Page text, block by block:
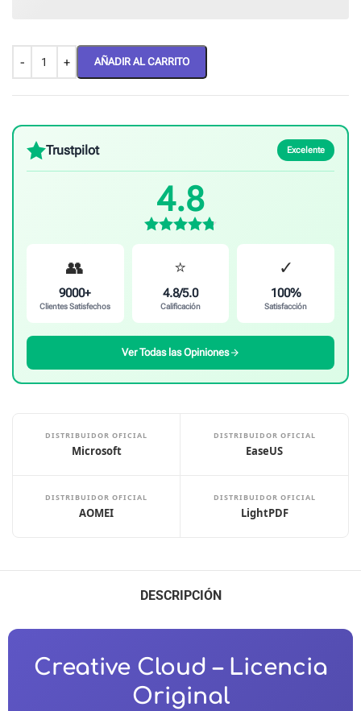
AÑADIR AL CARRITO
Trustpilot Excelente
4.8
👥
9000+
Clientes Satisfechos
⭐
4.8/5.0
Calificación
✓
100%
Satisfacción
Ver Todas las Opiniones
DISTRIBUIDOR OFICIAL
Microsoft
DISTRIBUIDOR OFICIAL
EaseUS
DISTRIBUIDOR OFICIAL
AOMEI
DISTRIBUIDOR OFICIAL
LightPDF
DESCRIPCIÓN
Creative Cloud – Licencia
Original